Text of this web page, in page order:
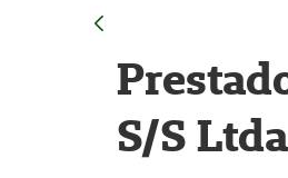
S/S